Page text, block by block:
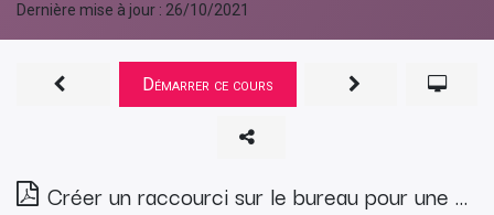
Dernière mise à jour : 26/10/2021
Créer un raccourci sur le bureau pour une page Web
Démarrer ce cours